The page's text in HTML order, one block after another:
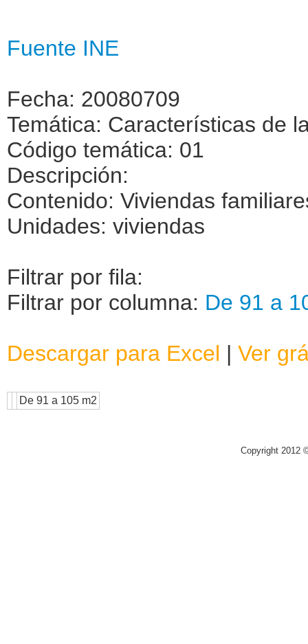
Fuente INE
Fecha: 20080709
Temática: Características de
Código temática: 01
Descripción:
Contenido: Viviendas
Unidades: viviendas
Filtrar por fila:
Filtrar por columna: De 91 a
Descargar para Excel | Ver
De 91 a 105 m2
Copyright 2012